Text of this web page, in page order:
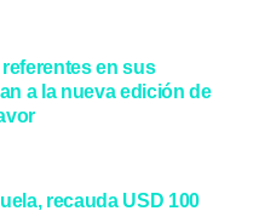
en sus
a la nueva edición de
recauda USD 100